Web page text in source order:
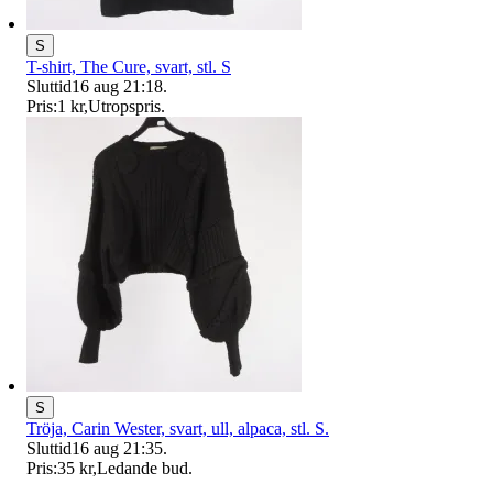
S
T-shirt, The Cure, svart, stl. S
Sluttid16 aug 21:18.
Pris:1 kr,Utropspris.
S
Tröja, Carin Wester, svart, ull, alpaca, stl. S.
Sluttid16 aug 21:35.
Pris:35 kr,Ledande bud.